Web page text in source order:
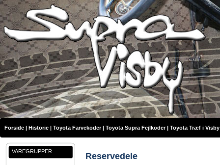
Forside | Historie | Toyota Farvekoder| Toyota Supra Fejlkoder| Toyota Træf i Visby
VAREGRUPPER
Reservedele